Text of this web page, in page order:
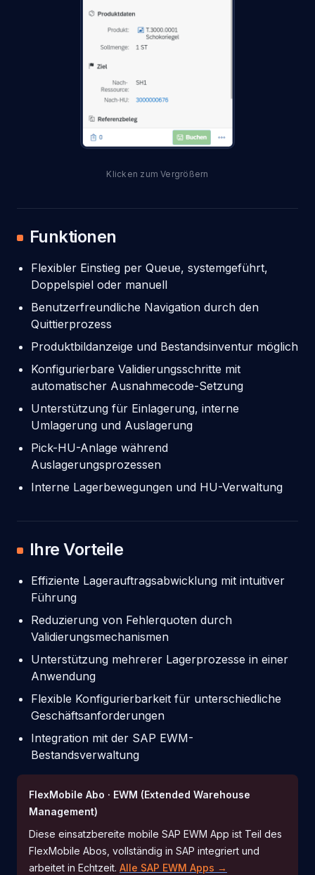
Funktionen
Flexibler Einstieg per Queue, systemgeführt,
Doppelspiel oder manuell
Benutzerfreundliche Navigation durch den
Quittierprozess
Produktbildanzeige und Bestandsinventur möglich
Konfigurierbare Validierungsschritte mit
automatischer Ausnahmecode-Setzung
Unterstützung für Einlagerung, interne
Umlagerung und Auslagerung
Pick-HU-Anlage während
Auslagerungsprozessen
Interne Lagerbewegungen und HU-Verwaltung
Ihre Vorteile
Effiziente Lagerauftragsabwicklung mit intuitiver
Führung
Reduzierung von Fehlerquoten durch
Validierungsmechanismen
Unterstützung mehrerer Lagerprozesse in einer
Anwendung
Flexible Konfigurierbarkeit für unterschiedliche
Geschäftsanforderungen
Integration mit der SAP EWM-
Bestandsverwaltung
FlexMobile Abo · EWM (Extended Warehouse
Management)
Diese einsatzbereite mobile SAP EWM App ist Teil des
FlexMobile Abos, vollständig in SAP integriert und
arbeitet in Echtzeit. Alle SAP EWM Apps →